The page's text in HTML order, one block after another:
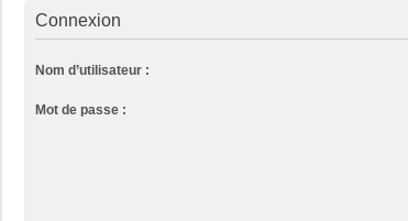
Connexion
Nom d’utilisateur :
Mot de passe :